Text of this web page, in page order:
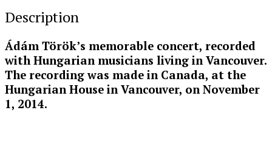
Description
Ádám Török’s memorable concert, recorded
with Hungarian musicians living in Vancouver.
The recording was made in Canada, at the
Hungarian House in Vancouver, on November
1, 2014.